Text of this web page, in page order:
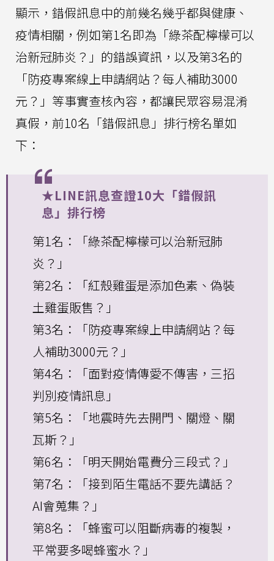
顯示，錯假訊息中的前幾名幾乎都與健康、
疫情相關，例如第1名即為「綠茶配檸檬可以
治新冠肺炎？」的錯誤資訊，以及第3名的
「防疫專案線上申請網站？每人補助3000
元？」等事實查核內容，都讓民眾容易混淆
真假，前10名「錯假訊息」排行榜名單如
下：
★LINE訊息查證10大「錯假訊
息」排行榜
第1名：「綠茶配檸檬可以治新冠肺
炎？」
第2名：「紅殼雞蛋是添加色素、偽裝
土雞蛋販售？」
第3名：「防疫專案線上申請網站？每
人補助3000元？」
第4名：「面對疫情傳愛不傳害，三招
判別疫情訊息」
第5名：「地震時先去開門、關燈、關
瓦斯？」
第6名：「明天開始電費分三段式？」
第7名：「接到陌生電話不要先講話？
AI會蒐集？」
第8名：「蜂蜜可以阻斷病毒的複製，
平常要多喝蜂蜜水？」